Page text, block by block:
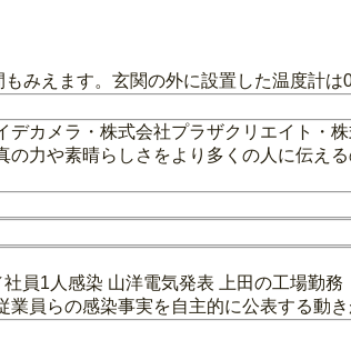
みえます。玄関の外に設置した温度計は
カメラ・株式会社プラザクリエイト・
力や素晴らしさをより多くの人に伝え
員1人感染 山洋電気発表 上田の工場勤務
員らの感染事実を自主的に公表する動き